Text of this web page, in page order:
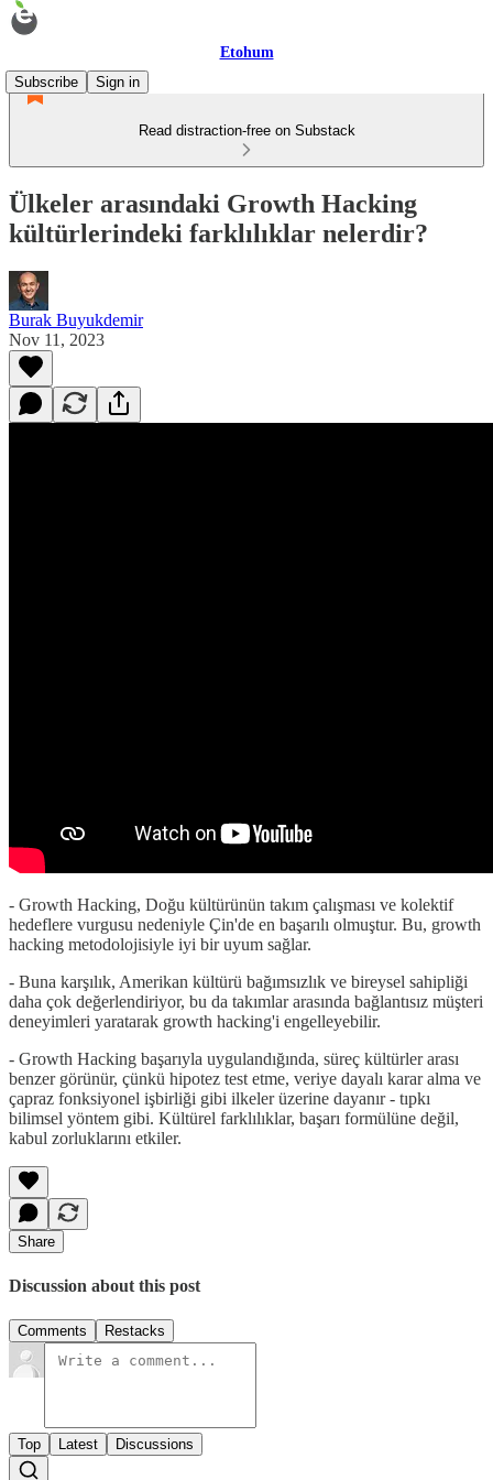
Etohum
Subscribe
Sign in
Read distraction-free on Substack
Ülkeler arasındaki Growth Hacking
kültürlerindeki farklılıklar nelerdir?
Burak Buyukdemir
Nov 11, 2023
- Growth Hacking, Doğu kültürünün takım çalışması ve kolektif
hedeflere vurgusu nedeniyle Çin'de en başarılı olmuştur. Bu, growth
hacking metodolojisiyle iyi bir uyum sağlar.
- Buna karşılık, Amerikan kültürü bağımsızlık ve bireysel sahipliği
daha çok değerlendiriyor, bu da takımlar arasında bağlantısız müşteri
deneyimleri yaratarak growth hacking'i engelleyebilir.
- Growth Hacking başarıyla uygulandığında, süreç kültürler arası
benzer görünür, çünkü hipotez test etme, veriye dayalı karar alma ve
çapraz fonksiyonel işbirliği gibi ilkeler üzerine dayanır - tıpkı
bilimsel yöntem gibi. Kültürel farklılıklar, başarı formülüne değil,
kabul zorluklarını etkiler.
Share
Discussion about this post
Comments Restacks
Top Latest Discussions